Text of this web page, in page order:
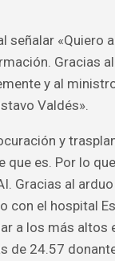
señalar «Quiero
Gracias
y al
Valdés».
y
que es. Por lo
Gracias al
con el hospital
a los más altos
de 24.57